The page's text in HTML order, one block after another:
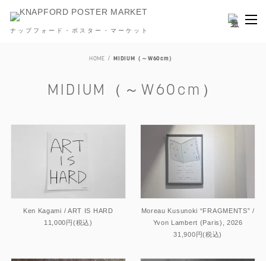
ナップフォード・ポスター・マーケット
HOME MIDIUM（～W60cm）
MIDIUM（～W60cm）
Ken Kagami / ART IS HARD
11,000円(税込)
Moreau Kusunoki “FRAGMENTS” /
Yvon Lambert (Paris), 2026
31,900円(税込)